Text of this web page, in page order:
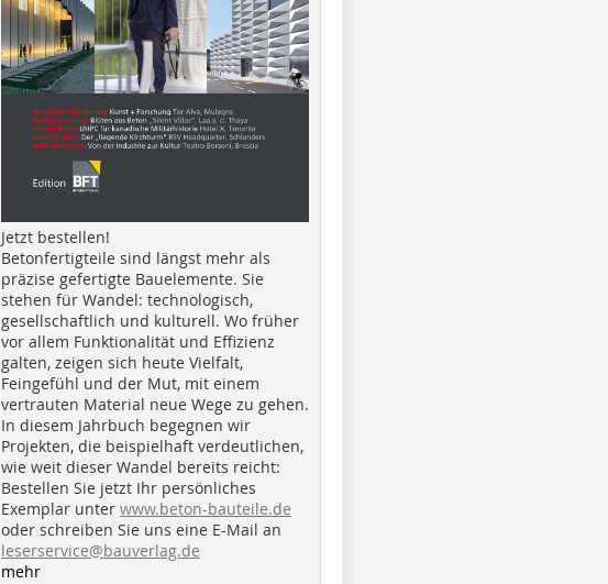
Jetzt bestellen!
Betonfertigteile sind längst mehr als
präzise gefertigte Bauelemente. Sie
stehen für Wandel: technologisch,
gesellschaftlich und kulturell. Wo früher
vor allem Funktionalität und Effizienz
galten, zeigen sich heute Vielfalt,
Feingefühl und der Mut, mit einem
vertrauten Material neue Wege zu gehen.
In diesem Jahrbuch begegnen wir
Projekten, die beispielhaft verdeutlichen,
wie weit dieser Wandel bereits reicht:
Bestellen Sie jetzt Ihr persönliches
Exemplar unter www.beton-bauteile.de
oder schreiben Sie uns eine E-Mail an
leserservice@bauverlag.de
mehr